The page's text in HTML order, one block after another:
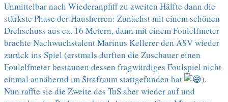
Unmittelbar nach Wiederanpfiff zu zweiten Hälfte dann die
stärkste Phase der Hausherren: Zunächst mit einem schönen
Drehschuss aus ca. 16 Metern, dann mit einem Foulelfmeter
brachte Nachwuchstalent Marinus Kellerer den ASV wieder
zurück ins Spiel (erstmals durften die Zuschauer einen
Foulelfmeter bestaunen dessen fragwürdiges Foulspiel nicht
einmal annähernd im Strafraum stattgefunden hat
).
Nun raffte sie die Zweite des TuS aber wieder auf und